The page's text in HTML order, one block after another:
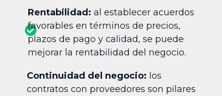
Rentabilidad:al establecer acuerdos
favorables en términos de precios,
plazos de pago y calidad, se puede
mejorar la rentabilidad del negocio.
Continuidad del negocio: los
contratos con proveedores son pilares